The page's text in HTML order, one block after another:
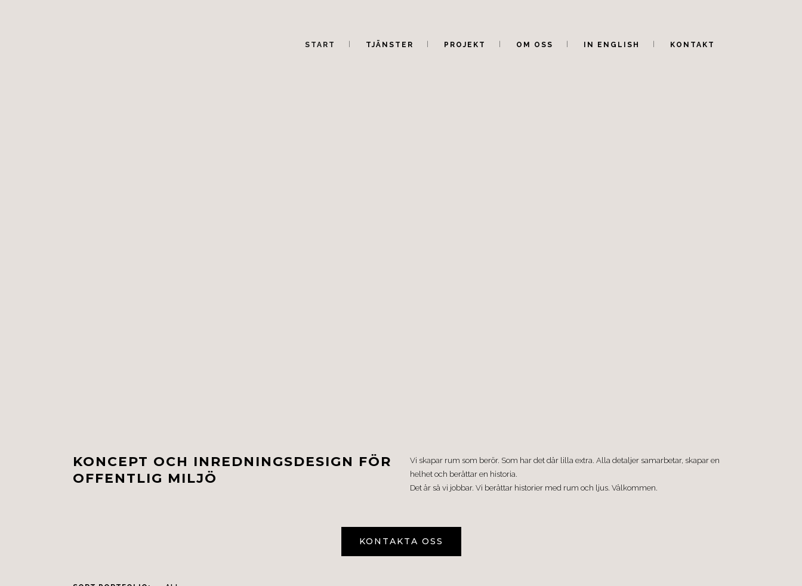
START TJÄNSTER PROJEKT OM OSS IN ENGLISH KONTAKT
KONCEPT OCH INREDNINGSDESIGN FÖR
OFFENTLIG MILJÖ
Vi skapar rum som berör. Som har det där lilla extra. Alla detaljer samarbetar, skapar en
helhet och berättar en historia.
Det är så vi jobbar. Vi berättar historier med rum och ljus. Välkommen.
KONTAKTA OSS